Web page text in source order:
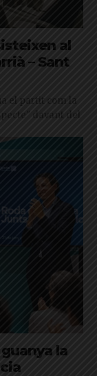
al
– Sant
el partit com la
davant del
la